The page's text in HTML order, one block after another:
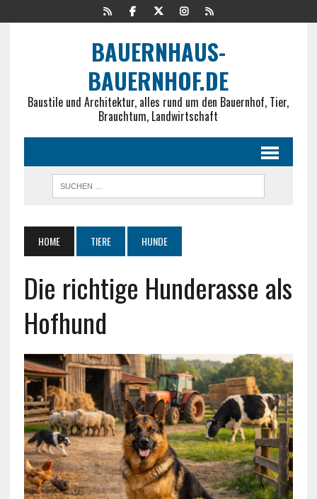
BAUERNHAUS-
BAUERNHOF.DE
Baustile und Architektur, alles rund um den Bauernhof, Tier,
Brauchtum, Landwirtschaft
HOME TIERE HUNDE
Die richtige Hunderasse als
Hofhund